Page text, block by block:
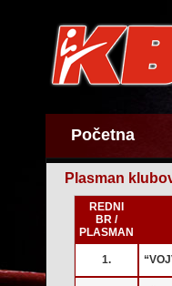
Početna
Plasman
REDNI
BR /
PLASMAN
1.